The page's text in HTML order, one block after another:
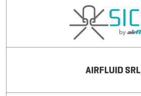
AIRFLUID SRL